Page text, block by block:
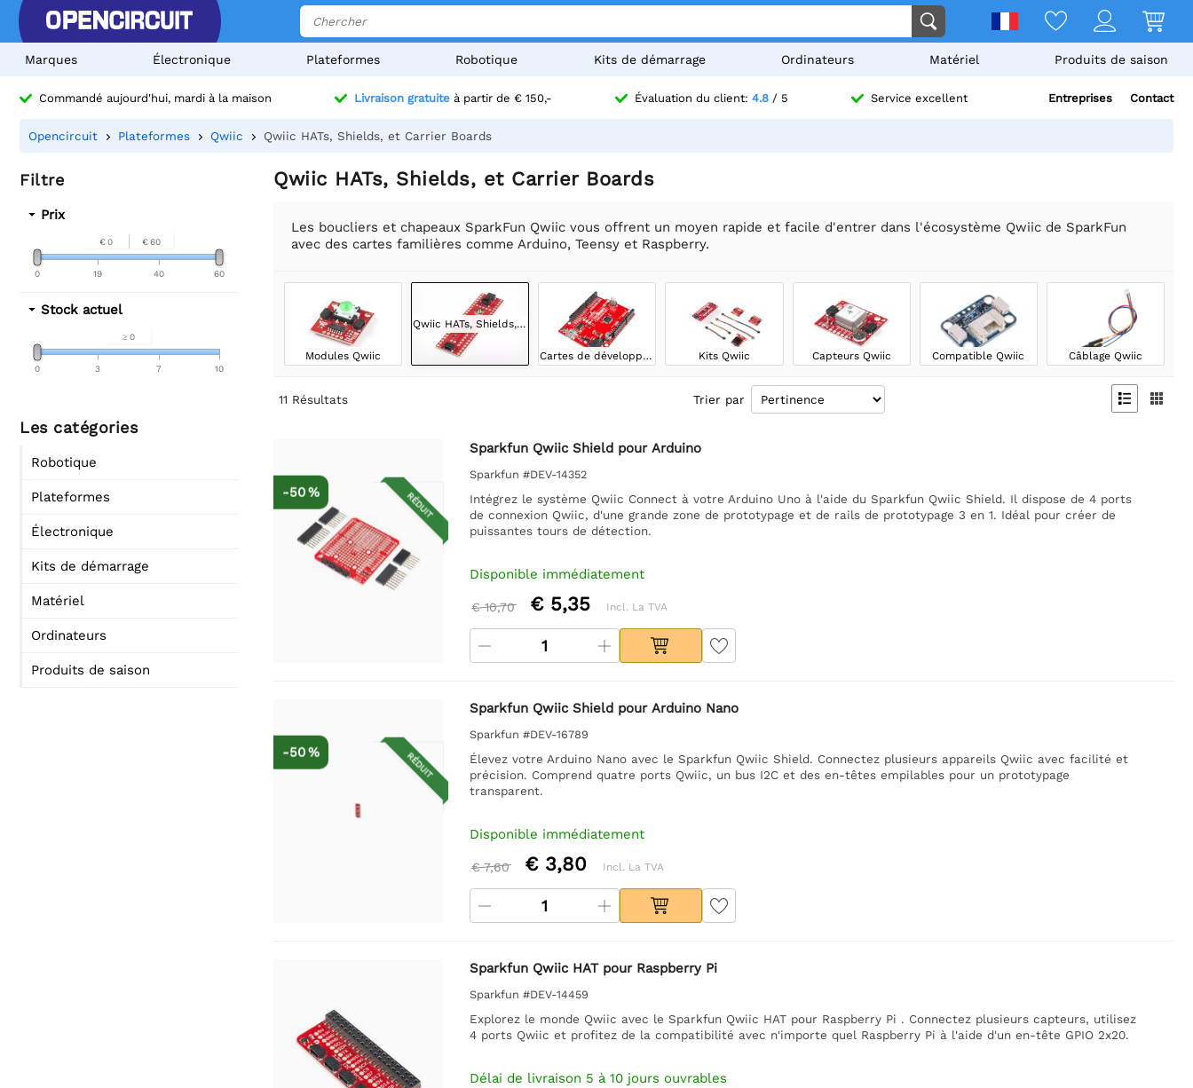
Marques Électronique Plateformes Robotique Kits de démarrage Ordinateurs Matériel Produits de saison
Commandé aujourd'hui, mardi à la maison Livraison gratuite à partir de € 150,- Évaluation du client: 4.8 / 5 Service excellent Entreprises Contact
Opencircuit Plateformes Qwiic Qwiic HATs, Shields, et Carrier Boards
Filtre
Prix
€ 0 € 60
0 60
19 40
Stock actuel
≥ 0
0 10
3 7
Les catégories
Robotique
Plateformes
Électronique
Kits de démarrage
Matériel
Ordinateurs
Produits de saison
Qwiic HATs, Shields, et Carrier Boards
Les boucliers et chapeaux SparkFun Qwiic vous offrent un moyen rapide et facile d'entrer dans l'écosystème Qwiic de SparkFun
avec des cartes familières comme Arduino, Teensy et Raspberry.
Modules Qwiic
Qwiic HATs, Shields, et Carrier Boards
Cartes de développement Qwiic Kits Qwiic Capteurs Qwiic Compatible Qwiic Câblage Qwiic
11 Résultats Trier par  
RÉDUIT
-50 %
Sparkfun Qwiic Shield pour Arduino
Sparkfun #DEV-14352
Intégrez le système Qwiic Connect à votre Arduino Uno à l'aide du Sparkfun Qwiic Shield. Il dispose de 4 ports
de connexion Qwiic, d'une grande zone de prototypage et de rails de prototypage 3 en 1. Idéal pour créer de
puissantes tours de détection.
Disponible immédiatement
€ 10,70 € 5,35 Incl. La TVA
RÉDUIT
-50 %
Sparkfun Qwiic Shield pour Arduino Nano
Sparkfun #DEV-16789
Élevez votre Arduino Nano avec le Sparkfun Qwiic Shield. Connectez plusieurs appareils Qwiic avec facilité et
précision. Comprend quatre ports Qwiic, un bus I2C et des en-têtes empilables pour un prototypage
transparent.
Disponible immédiatement
€ 7,60 € 3,80 Incl. La TVA
Sparkfun Qwiic HAT pour Raspberry Pi
Sparkfun #DEV-14459
Explorez le monde Qwiic avec le Sparkfun Qwiic HAT pour Raspberry Pi . Connectez plusieurs capteurs, utilisez
4 ports Qwiic et profitez de la compatibilité avec n'importe quel Raspberry Pi à l'aide d'un en-tête GPIO 2x20.
Délai de livraison 5 à 10 jours ouvrables